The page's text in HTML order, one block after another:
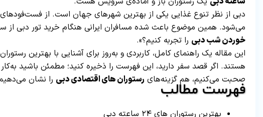
دبی از نظر تنوع غذایی یکی از بهترین شهرهای جهان است. از فست‌فودهای
می‌شود. همین موضوع باعث شده مسافران ایرانی هنگام خرید تور دبی از
خوردن شب دبی را تجربه کنیم؟».
این مقاله یک راهنمای کامل، کاربردی و به‌روز برای آشنایی با بهترین
هستند. اگر قصد سفر دارید، این فهرست را ذخیره کنید؛ مطمئن باشید
صحبت می‌کنیم، هم گزینه‌های رستوران های اقتصادی دبی را نشان
فهرست مطالب
بهترین رستوران های ۲۴ ساعته دبی